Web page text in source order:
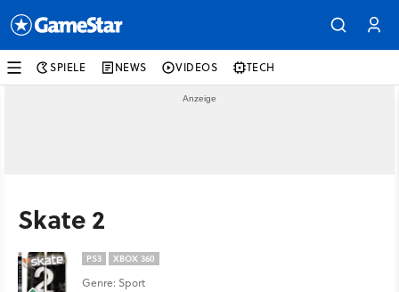
SPIELE NEWS VIDEOS TECH
Skate 2
PS3 XBOX 360
Genre: Sport